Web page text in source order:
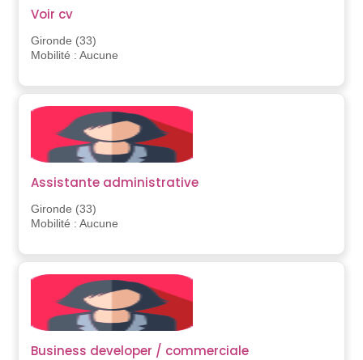
Voir cv
Gironde (33)
Mobilité : Aucune
Assistante administrative
Gironde (33)
Mobilité : Aucune
Business developer / commerciale